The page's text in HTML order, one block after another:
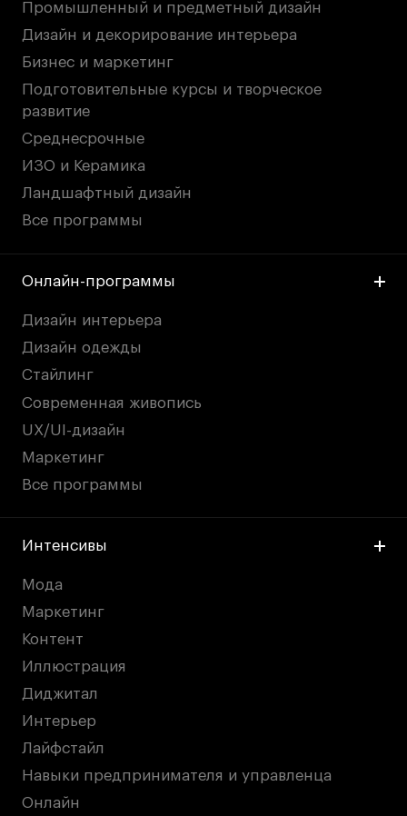
Промышленный и предметный дизайн
Дизайн и декорирование интерьера
Бизнес и маркетинг
Подготовительные курсы и творческое
развитие
Среднесрочные
ИЗО и Керамика
Ландшафтный дизайн
Все программы
Онлайн-программы
Дизайн интерьера
Дизайн одежды
Стайлинг
Современная живопись
UX/UI-дизайн
Маркетинг
Все программы
Интенсивы
Мода
Маркетинг
Контент
Иллюстрация
Диджитал
Интерьер
Лайфстайл
Навыки предпринимателя и управленца
Онлайн